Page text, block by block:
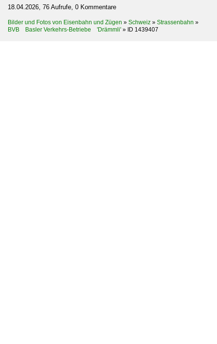
18.04.2026, 76 Aufrufe, 0 Kommentare
Bilder und Fotos von Eisenbahn und Zügen » Schweiz » Strassenbahn »
BVB Basler Verkehrs-Betriebe 'Drämmli' » ID 1439407